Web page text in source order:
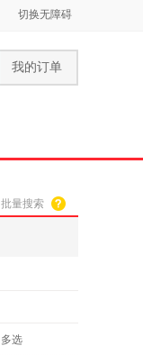
切换无障碍
我的订单
批量搜索
多选